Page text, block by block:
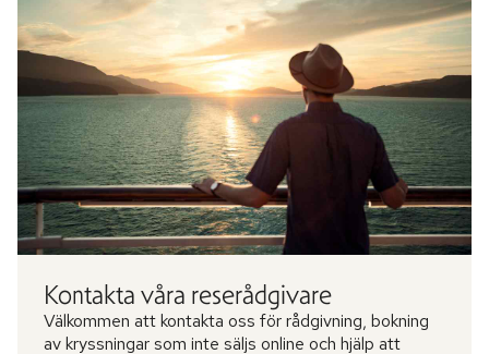
Kontakta våra reserådgivare
Välkommen att kontakta oss för rådgivning, bokning
av kryssningar som inte säljs online och hjälp att